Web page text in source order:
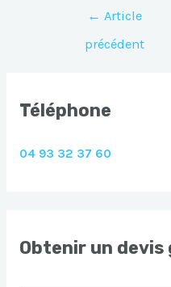
Navigation
l’article
← Article
précédent
Téléphone
04 93 32 37 60
Obtenir un